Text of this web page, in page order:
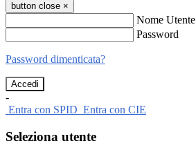
button close ×
Nome Utente
Password
Password dimenticata?
-
Entra con SPID Entra con CIE
Seleziona utente